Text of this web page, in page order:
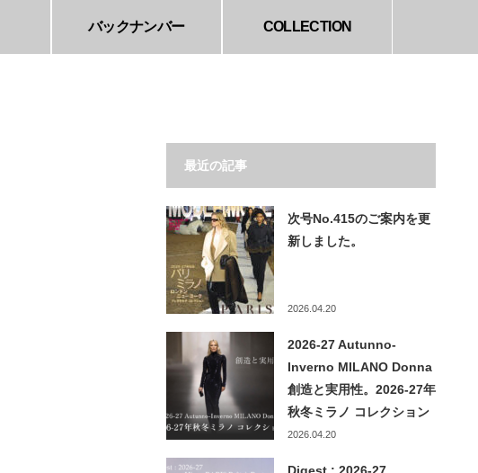
バックナンバー COLLECTION
最近の記事
次号No.415のご案内を更
新しました。
2026.04.20
2026-27 Autunno-
Inverno MILANO Donna
創造と実用性。2026-27年
秋冬ミラノ コレクション
2026.04.20